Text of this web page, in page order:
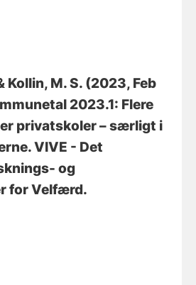
Kollin, M. S. (2023, Feb
2023.1: Flere
privatskoler – særligt i
. VIVE - Det
og
for Velfærd.